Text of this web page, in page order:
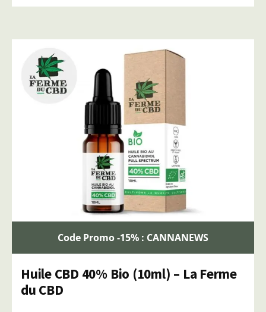
Code Promo -15% : CANNANEWS
Huile CBD 40% Bio (10ml) – La Ferme
du CBD